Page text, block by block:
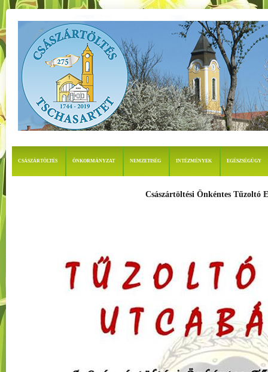
CSÁSZÁRTÖLTÉS ÖNKORMÁNYZAT NEMZETISÉG INTÉZMÉNYEK EGÉSZSÉGÜGY
Császártöltési Önkéntes Tűzoltó